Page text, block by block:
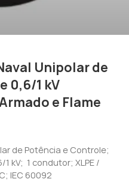
Unipolar de
0,6/1 kV
e Flame
de Potência e Controle;
kV; 1 condutor; XLPE /
IEC 60092